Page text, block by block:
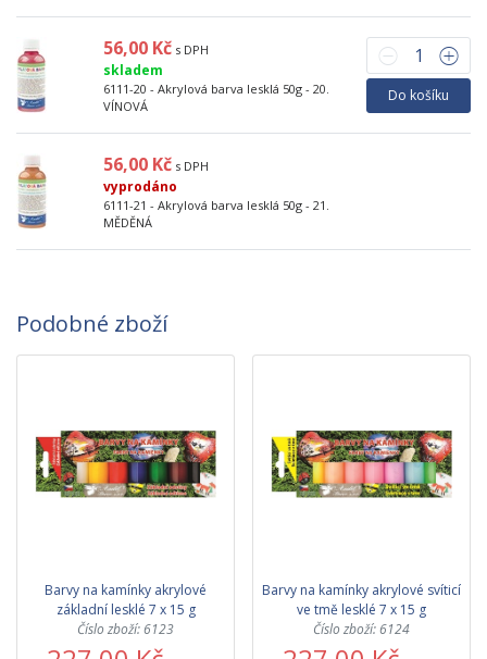
56,00 Kč s DPH
skladem
6111-20 - Akrylová barva lesklá 50g - 20.
VÍNOVÁ
Do košíku
56,00 Kč s DPH
vyprodáno
6111-21 - Akrylová barva lesklá 50g - 21.
MĚDĚNÁ
Podobné zboží
Barvy na kamínky akrylové
základní lesklé 7 x 15 g
Číslo zboží: 6123
Barvy na kamínky akrylové svíticí
ve tmě lesklé 7 x 15 g
Číslo zboží: 6124